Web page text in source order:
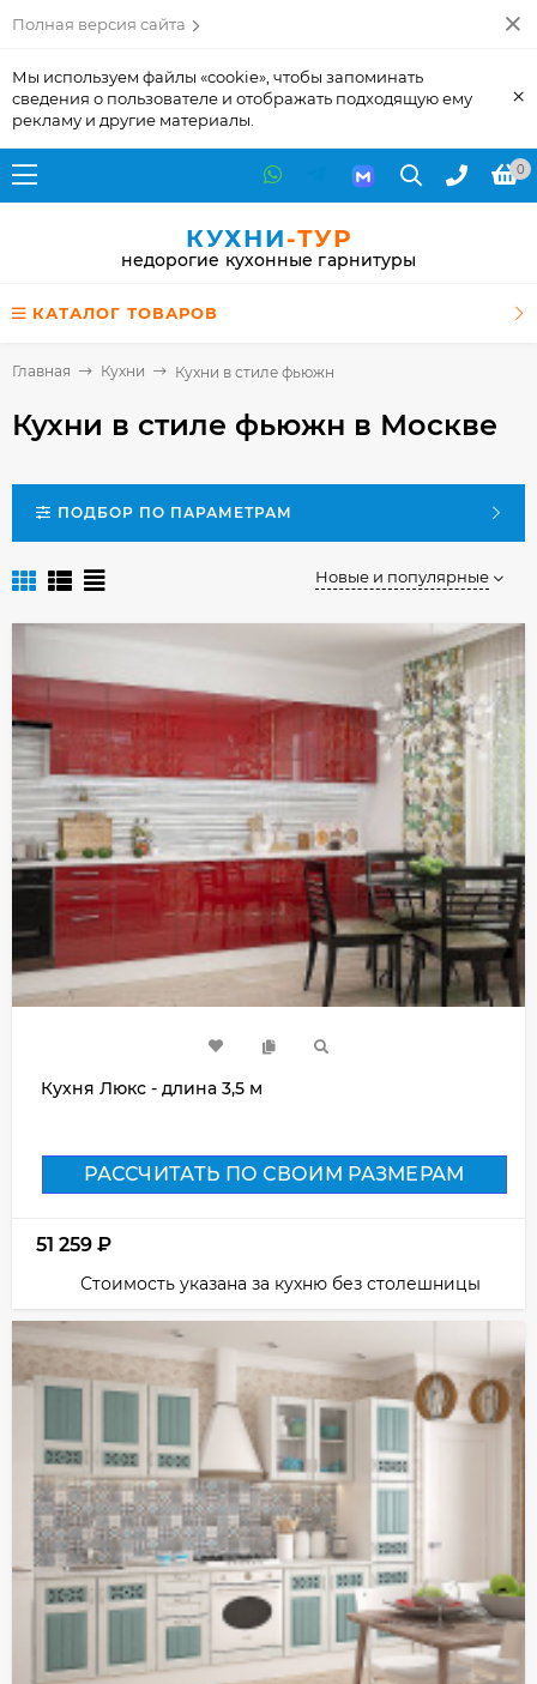
Полная версия сайта
Мы используем файлы «cookie», чтобы запоминать
сведения о пользователе и отображать подходящую ему
рекламу и другие материалы.
×
0
КУХНИ-ТУР
недорогие кухонные гарнитуры
КАТАЛОГ ТОВАРОВ
Главная Кухни Кухни в стиле фьюжн
Кухни в стиле фьюжн в Москве
ПОДБОР ПО ПАРАМЕТРАМ
Новые и популярные
Кухня Люкс - длина 3,5 м
РАССЧИТАТЬ ПО СВОИМ РАЗМЕРАМ
51 259 ₽
Стоимость указана за кухню без столешницы